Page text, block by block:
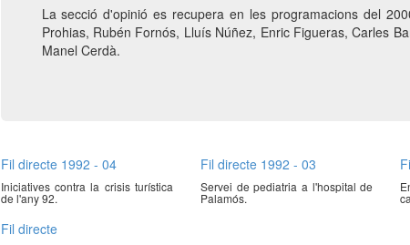
La secció d'opinió es recupera en les programacions del
Prohias, Rubén Fornós, Lluís Núñez, Enric Figueras, Carles
Manel Cerdà.
Fil directe 1992 - 04
Iniciatives contra la crisis turística
de l'any 92.
Fil directe 1992 - 03
Servei de pediatria a l'hospital de
Palamós.
Fil directe